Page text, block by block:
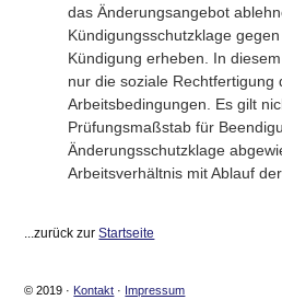
das Änderungsangebot
Kündigungsschutzklage
Kündigung erheben. In
nur die soziale Rechtfertigung
Arbeitsbedingungen. Es gilt
Prüfungsmaßstab für
Änderungsschutzklage
Arbeitsverhältnis mit Ablauf
...zurück zurStartseite
© 2019 · Kontakt · Impressum